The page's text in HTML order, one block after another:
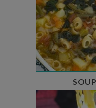
Temps
Temps